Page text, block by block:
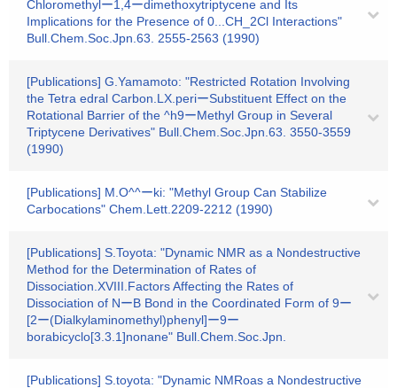
Chloromethylー1,4ーdimethoxytriptycene and Its
Implications for the Presence of 0...CH_2Cl Interactions"
Bull.Chem.Soc.Jpn.63. 2555-2563 (1990)
[Publications] G.Yamamoto: "Restricted Rotation Involving
the Tetra edral Carbon.LX.periーSubstituent Effect on the
Rotational Barrier of the ^h9ーMethyl Group in Several
Triptycene Derivatives" Bull.Chem.Soc.Jpn.63. 3550-3559
(1990)
[Publications] M.O^^ーki: "Methyl Group Can Stabilize
Carbocations" Chem.Lett.2209-2212 (1990)
[Publications] S.Toyota: "Dynamic NMR as a Nondestructive
Method for the Determination of Rates of
Dissociation.XVIII.Factors Affecting the Rates of
Dissociation of NーB Bond in the Coordinated Form of 9ー
[2ー(Dialkylaminomethyl)phenyl]ー9ー
borabicyclo[3.3.1]nonane" Bull.Chem.Soc.Jpn.
[Publications] S.toyota: "Dynamic NMRoas a Nondestructive